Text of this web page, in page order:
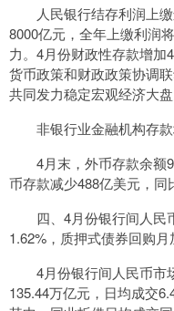
人民银行结存利润上
8000亿元，全年上缴利润
力。4月份财政性存款增加
货币政策和财政政策协调
共同发力稳定宏观经济大盘
非银行业金融机构存款
4月末，外币存款余额
币存款减少488亿美元，同
四、4月份银行间人民
1.62%，质押式债券回购
4月份银行间人民币市
135.44万亿元，日均成交